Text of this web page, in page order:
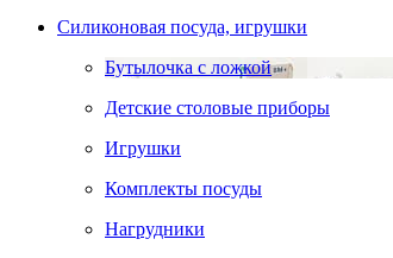
Силиконовая посуда, игрушки
Бутылочка с ложкой
Детские столовые приборы
Игрушки
Комплекты посуды
Нагрудники